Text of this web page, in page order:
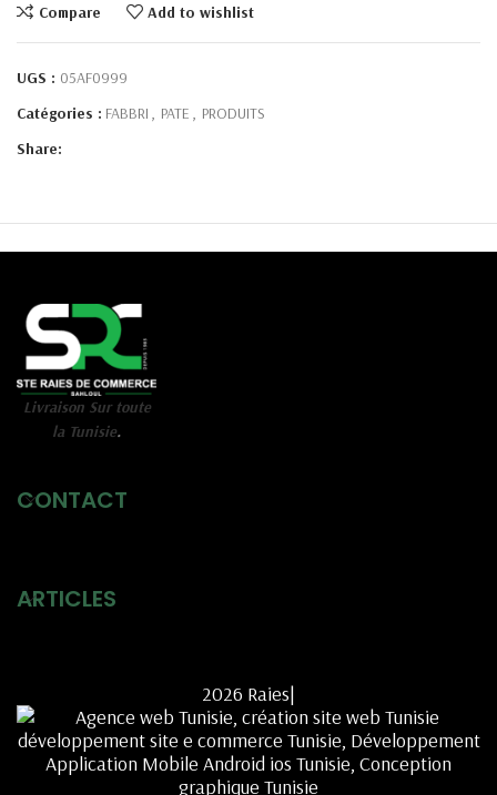
Compare Add to wishlist
UGS : 05AF0999
Catégories : FABBRI , PATE , PRODUITS
Share:
Livraison Sur toute
la Tunisie.
CONTACT
ARTICLES
2026 Raies|